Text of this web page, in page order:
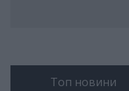
Топ новини